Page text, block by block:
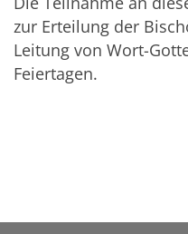
zur Erteilung der
Leitung von Wort-
Feiertagen.